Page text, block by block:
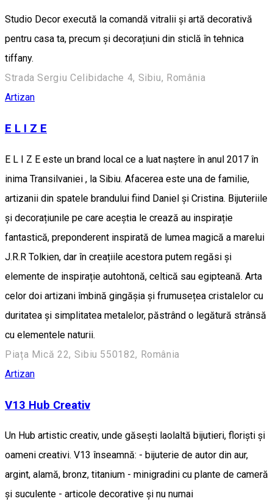
Studio Decor execută la comandă vitralii și artă decorativă
pentru casa ta, precum și decorațiuni din sticlă în tehnica
tiffany.
Strada Sergiu Celibidache 4, Sibiu, România
Artizan
E L I Z E
E L I Z E este un brand local ce a luat naștere în anul 2017 în
inima Transilvaniei , la Sibiu. Afacerea este una de familie,
artizanii din spatele brandului fiind Daniel și Cristina. Bijuteriile
și decorațiunile pe care aceștia le crează au inspirație
fantastică, preponderent inspirată de lumea magică a marelui
J.R.R Tolkien, dar în creațiile acestora putem regăsi și
elemente de inspirație autohtonă, celtică sau egipteană. Arta
celor doi artizani îmbină gingășia și frumusețea cristalelor cu
duritatea și simplitatea metalelor, păstrând o legătură strânsă
cu elementele naturii.
Piața Mică 22, Sibiu 550182, România
Artizan
V13 Hub Creativ
Un Hub artistic creativ, unde găsești laolaltă bijutieri, floriști și
oameni creativi. V13 înseamnă: - bijuterie de autor din aur,
argint, alamă, bronz, titanium - minigradini cu plante de cameră
și suculente - articole decorative și nu numai